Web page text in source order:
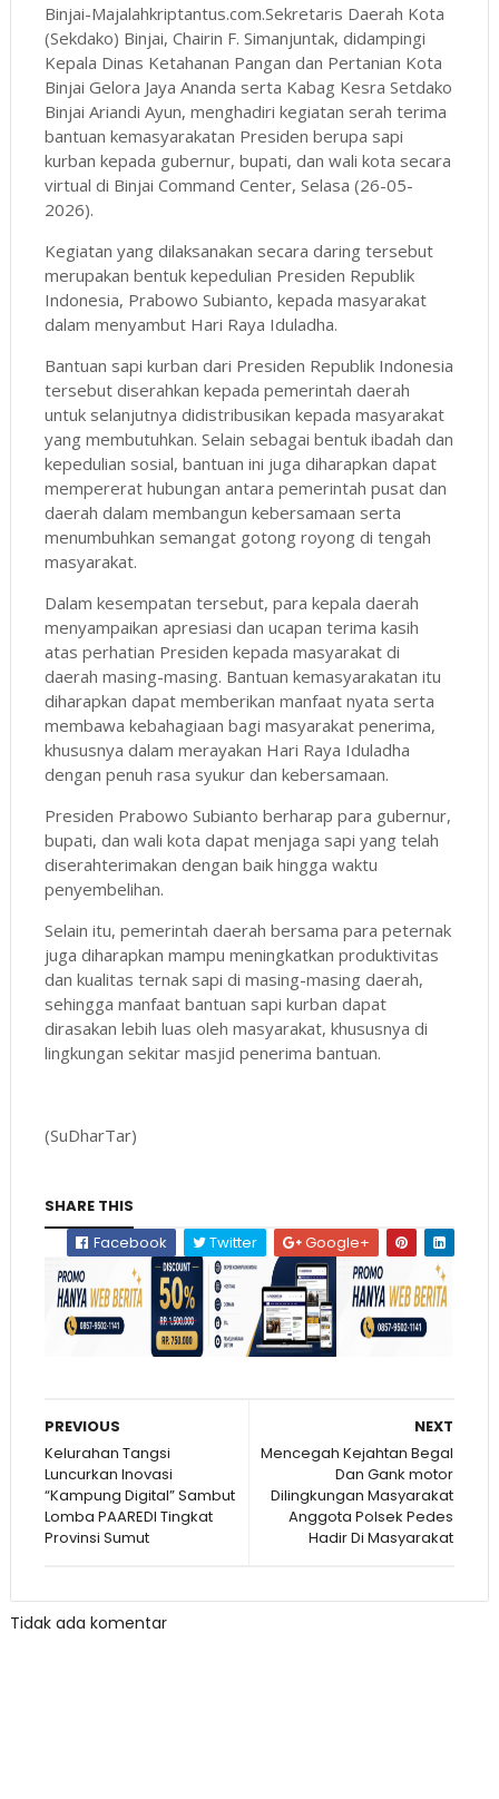
Binjai-Majalahkriptantus.com.Sekretaris Daerah Kota
(Sekdako) Binjai, Chairin F. Simanjuntak, didampingi
Kepala Dinas Ketahanan Pangan dan Pertanian Kota
Binjai Gelora Jaya Ananda serta Kabag Kesra Setdako
Binjai Ariandi Ayun, menghadiri kegiatan serah terima
bantuan kemasyarakatan Presiden berupa sapi
kurban kepada gubernur, bupati, dan wali kota secara
virtual di Binjai Command Center, Selasa (26-05-
2026).
Kegiatan yang dilaksanakan secara daring tersebut
merupakan bentuk kepedulian Presiden Republik
Indonesia, Prabowo Subianto, kepada masyarakat
dalam menyambut Hari Raya Iduladha.
Bantuan sapi kurban dari Presiden Republik Indonesia
tersebut diserahkan kepada pemerintah daerah
untuk selanjutnya didistribusikan kepada masyarakat
yang membutuhkan. Selain sebagai bentuk ibadah dan
kepedulian sosial, bantuan ini juga diharapkan dapat
mempererat hubungan antara pemerintah pusat dan
daerah dalam membangun kebersamaan serta
menumbuhkan semangat gotong royong di tengah
masyarakat.
Dalam kesempatan tersebut, para kepala daerah
menyampaikan apresiasi dan ucapan terima kasih
atas perhatian Presiden kepada masyarakat di
daerah masing-masing. Bantuan kemasyarakatan itu
diharapkan dapat memberikan manfaat nyata serta
membawa kebahagiaan bagi masyarakat penerima,
khususnya dalam merayakan Hari Raya Iduladha
dengan penuh rasa syukur dan kebersamaan.
Presiden Prabowo Subianto berharap para gubernur,
bupati, dan wali kota dapat menjaga sapi yang telah
diserahterimakan dengan baik hingga waktu
penyembelihan.
Selain itu, pemerintah daerah bersama para peternak
juga diharapkan mampu meningkatkan produktivitas
dan kualitas ternak sapi di masing-masing daerah,
sehingga manfaat bantuan sapi kurban dapat
dirasakan lebih luas oleh masyarakat, khususnya di
lingkungan sekitar masjid penerima bantuan.
(SuDharTar)
SHARE THIS
Facebook
Twitter Google+
NEXT
Mencegah Kejahtan Begal
Dan Gank motor
Dilingkungan Masyarakat
Anggota Polsek Pedes
Hadir Di Masyarakat
PREVIOUS
Kelurahan Tangsi
Luncurkan Inovasi
“Kampung Digital” Sambut
Lomba PAAREDI Tingkat
Provinsi Sumut
Tidak ada komentar